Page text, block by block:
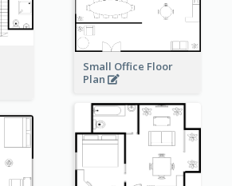
Small Office Floor
Plan